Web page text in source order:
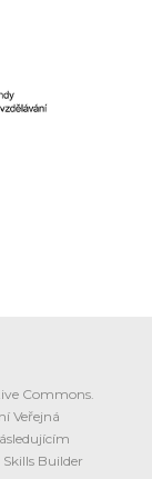
Commons.
Veřejná
Builder